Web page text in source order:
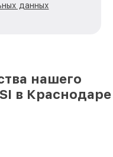
данных
нашего
в Краснодаре